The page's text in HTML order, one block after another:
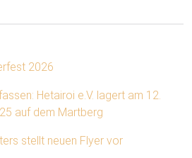
2026
Hetairoi e.V. lagert am 12.
auf dem Martberg
stellt neuen Flyer vor